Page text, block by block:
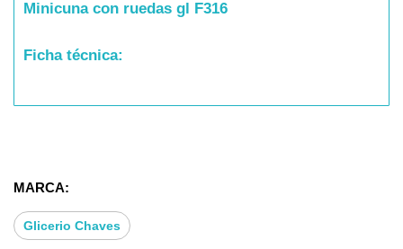
Minicuna con ruedas gl F316
Ficha técnica:
Permite distintas medidas para los complementos.
MARCA:
Glicerio Chaves